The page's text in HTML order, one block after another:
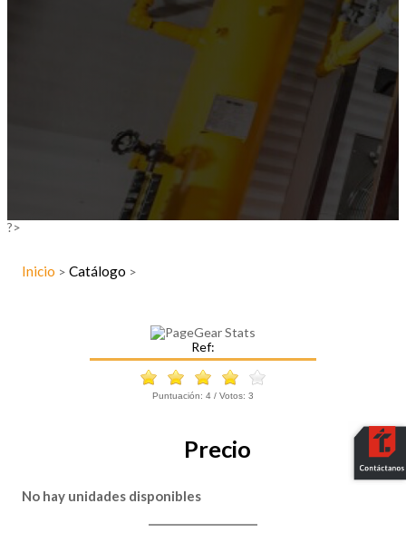
?>
Inicio > Catálogo >
Ref:
Puntuación: 4 / Votos: 3
Precio
No hay unidades disponibles